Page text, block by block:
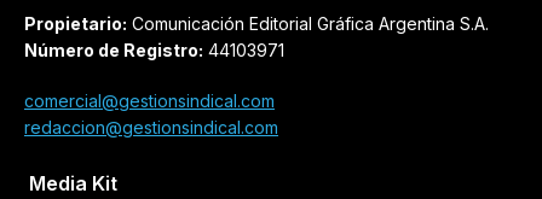
Propietario: Comunicación Editorial Gráfica Argentina S.A.
Número de Registro: 44103971
comercial@gestionsindical.com
redaccion@gestionsindical.com
Media Kit